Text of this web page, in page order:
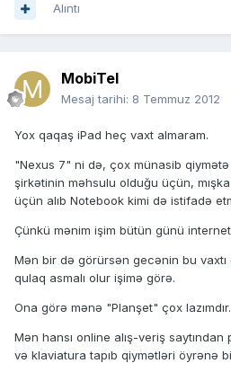
Alıntı
MobiTel
Mesaj tarihi: 8 Temmuz 2012
Yox qaqaş iPad heç vaxt almaram.
"Nexus 7" ni də, çox münasib
şirkətinin məhsulu olduğu üçün,
üçün alıb Notebook kimi də istifadə
Çünkü mənim işim bütün günü
Mən bir də görürsən gecənin bu vaxtı
qulaq asmalı olur işimə görə.
Ona görə mənə "Planşet" çox lazımdır.
Mən hansı online alış-veriş
və klaviatura tapıb qiymətləri öyrənə